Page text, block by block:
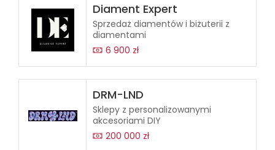
Diament Expert
Sprzedaż diamentów i biżuterii z
diamentami
6 900 zł
DRM-LND
Sklepy z personalizowanymi
akcesoriami DIY
200 000 zł